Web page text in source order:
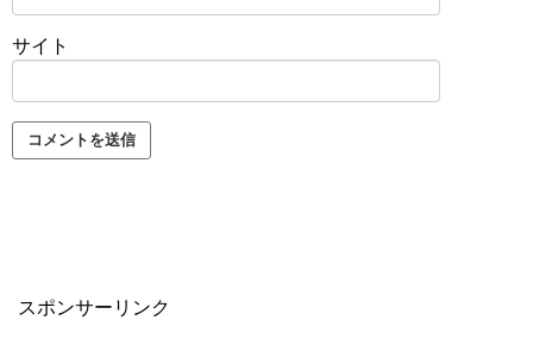
サイト
スポンサーリンク